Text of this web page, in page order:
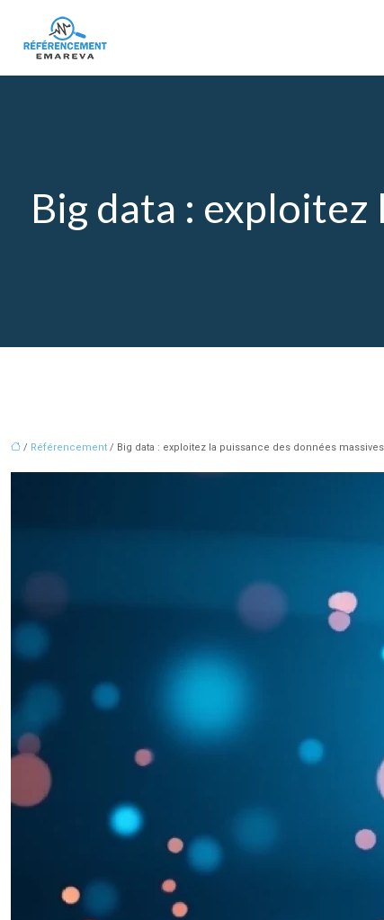
Big data : exploitez
/ Référencement / Big data : exploitez la puissance des données